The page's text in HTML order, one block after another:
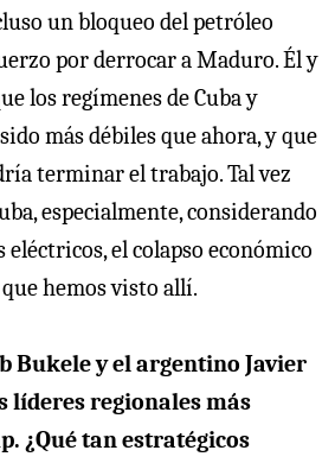
un bloqueo del petróleo
por derrocar a Maduro. Él y
los regímenes de Cuba y
más débiles que ahora, y que
terminar el trabajo. Tal vez
especialmente, considerando
eléctricos, el colapso económico
hemos visto allí.
Bukele y el argentino Javier
líderes regionales más
¿Qué tan estratégicos